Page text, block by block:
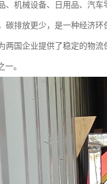
机械设备、日用品、汽车
排放更少，是一种经济环
国企业提供了稳定的物流
。